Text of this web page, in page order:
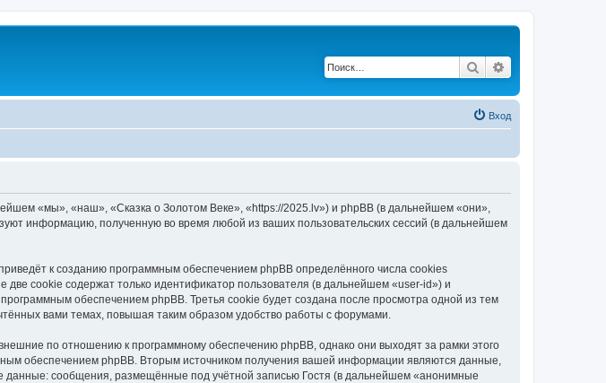
Поиск
Вход
«мы», «наш», «Сказка о Золотом Веке», «https://2025.lv») и phpBB (в дальнейшем «они»,
информацию, полученную во время любой из ваших пользовательских сессий (в дальнейшем
к созданию программным обеспечением phpBB определённого числа cookies
cookie содержат только идентификатор пользователя (в дальнейшем «user-id») и
обеспечением phpBB. Третья cookie будет создана после просмотра одной из тем
вами темах, повышая таким образом удобство работы с форумами.
по отношению к программному обеспечению phpBB, однако они выходят за рамки этого
обеспечением phpBB. Вторым источником получения вашей информации являются данные,
сообщения, размещённые под учётной записью Гостя (в дальнейшем «анонимные